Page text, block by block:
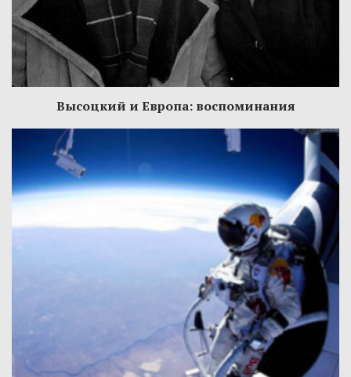
Высоцкий и Европа: воспоминания